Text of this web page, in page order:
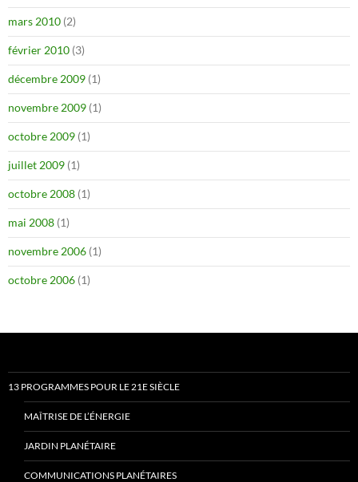
mars 2010 (2)
février 2010 (3)
décembre 2009 (1)
novembre 2009 (1)
octobre 2009 (1)
juillet 2009 (1)
octobre 2008 (1)
mai 2008 (1)
novembre 2006 (1)
octobre 2006 (1)
13 PROGRAMMES POUR LE 21E SIÈCLE
MAÎTRISE DE L’ÉNERGIE
JARDIN PLANÉTAIRE
COMMUNICATIONS PLANÉTAIRES